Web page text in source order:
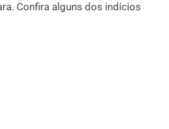
Confira alguns dos indícios